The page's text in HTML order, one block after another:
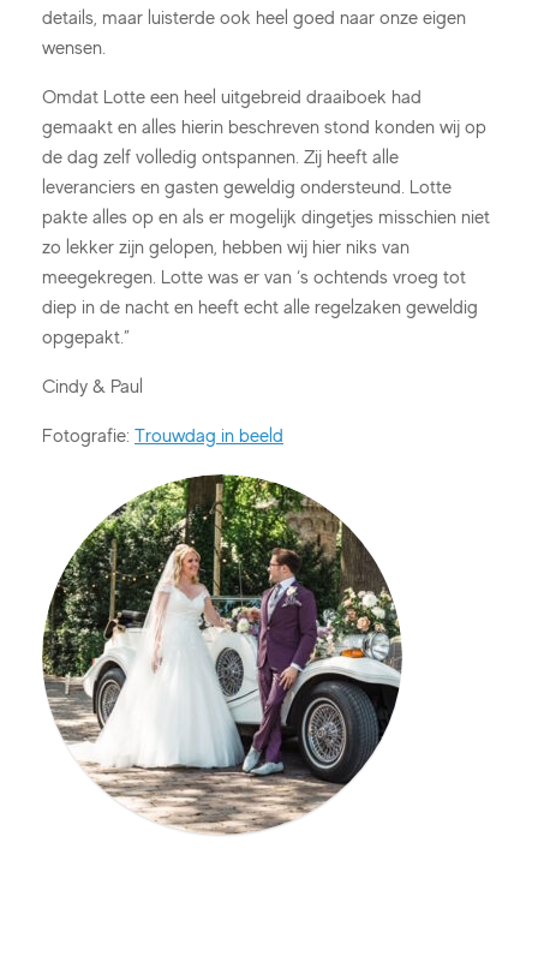
details, maar luisterde ook heel goed naar onze eigen
wensen.
Omdat Lotte een heel uitgebreid draaiboek had
gemaakt en alles hierin beschreven stond konden wij op
de dag zelf volledig ontspannen. Zij heeft alle
leveranciers en gasten geweldig ondersteund. Lotte
pakte alles op en als er mogelijk dingetjes misschien niet
zo lekker zijn gelopen, hebben wij hier niks van
meegekregen. Lotte was er van ‘s ochtends vroeg tot
diep in de nacht en heeft echt alle regelzaken geweldig
opgepakt.”
Cindy & Paul
Fotografie: Trouwdag in beeld